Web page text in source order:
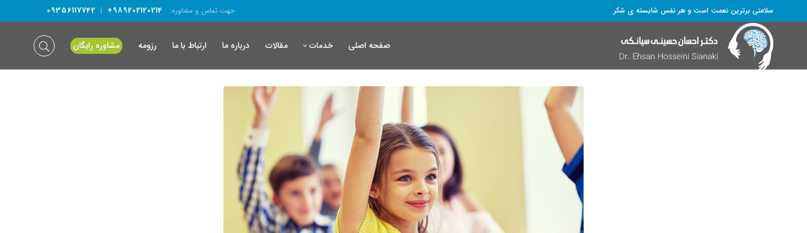
سلامتی برترین نعمت است و هر نفس شایسته­ ی شکر جهت تماس و مشاوره: +989202120214
|
09356117742
صفحه اصلی خدمات مقالات درباره ما ارتباط با ما رزومه مشاوره رایگان